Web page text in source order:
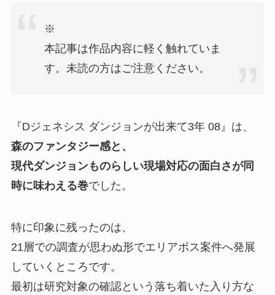
※
本記事は作品内容に軽く触れていま
す。 未読の方はご注意ください。
『Dジェネシス ダンジョンが出来て3年 08』 は、
森のファンタジー感と、
現代ダンジョンものらしい現場対応の面白さが同
時に味わえる巻でした。
特に印象に残ったのは、
21層での調査が思わぬ形でエリアボス案件へ発展
していくところです。
最初は研究対象の確認という落ち着いた入り方な